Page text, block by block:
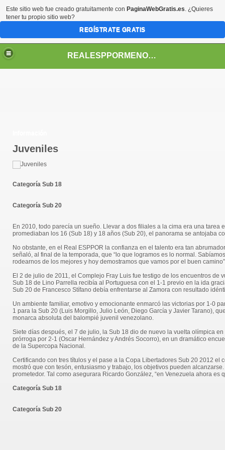
REALESPPORMENORES
Juveniles
Categoría Sub 18
Categoría Sub 20
En 2010, todo parecía un sueño. Llevar a dos filiales a la cima era una tarea
promediaban los 16 (Sub 18) y 18 años (Sub 20), el panorama se antojaba
No obstante, en el Real ESPPOR la confianza en el talento era tan
señaló, al final de la temporada, que “lo que logramos es lo normal.
rodearnos de los mejores y hoy demostramos que vamos por el buen
El 2 de julio de 2011, el Complejo Fray Luis fue testigo de los encuentros de
Sub 18 de Lino Parrella recibía al Portuguesa con el 1-1 previo en la ida
Sub 20 de Francesco Stífano debía enfrentarse al Zamora con resultado
Un ambiente familiar, emotivo y emocionante enmarcó las victorias por 1-0
1 para la Sub 20 (Luis Morgillo, Julio León, Diego García y Javier Tarano),
monarca absoluta del balompié juvenil venezolano.
Siete días después, el 7 de julio, la Sub 18 dio de nuevo la vuelta olímpica
prórroga por 2-1 (Oscar Hernández y Andrés Socorro), en un dramático
de la Supercopa Nacional.
Certificando con tres títulos y el pase a la Copa Libertadores Sub 20 2012 el
mostró que con tesón, entusiasmo y trabajo, los objetivos pueden
prometedor. Tal como asegurara Ricardo González, “en Venezuela ahora es
Categoría Sub 18
Categoría Sub 20
Este sitio web fue creado gratuitamente con PaginaWebGratis.es. ¿Quieres
tener tu propio sitio web?
REGÍSTRATE GRATIS